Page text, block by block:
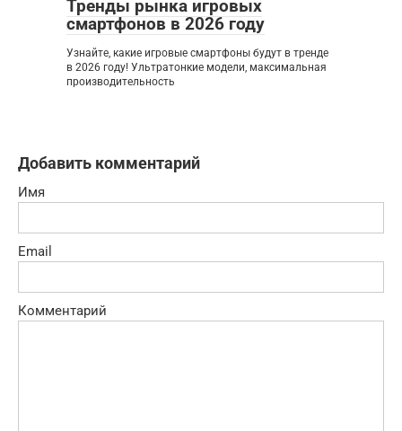
Тренды рынка игровых
смартфонов в 2026 году
Узнайте, какие игровые смартфоны будут в тренде
в 2026 году! Ультратонкие модели, максимальная
производительность
Добавить комментарий
Имя
Email
Комментарий